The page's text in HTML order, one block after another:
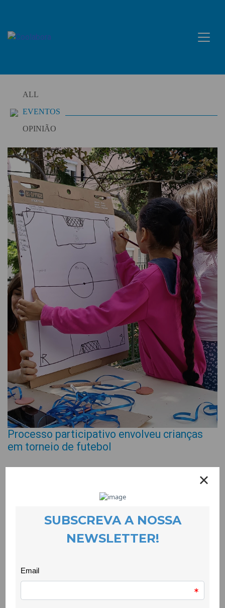
content
ALL
EVENTOS
OPINIÃO
Processo participativo envolveu crianças
em torneio de futebol
As crianças do Largo da Feira concretizaram um torneio, como
exercício de cidadania. A ideia nasceu da auscultação de
alunos e alunas desta escola que partilharam o que os/as
tornaria mais felizes na escola.
culminou num dia feliz, no momento em que concretizaram o
torneio.
A iniciativa juntou as duas escolas do 1º ciclo do Tortosendo à